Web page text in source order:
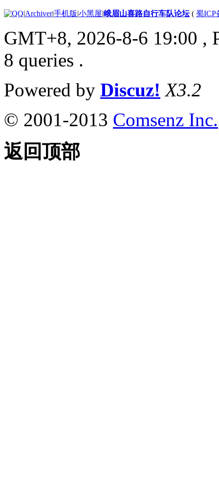
|Archiver|手机版|小黑屋|峨眉山喜路自行车队论坛( 蜀ICP
GMT+8, 2026-8-6 19:00 ,
8 queries .
Powered by Discuz! X3.2
© 2001-2013 Comsenz Inc.
返回顶部